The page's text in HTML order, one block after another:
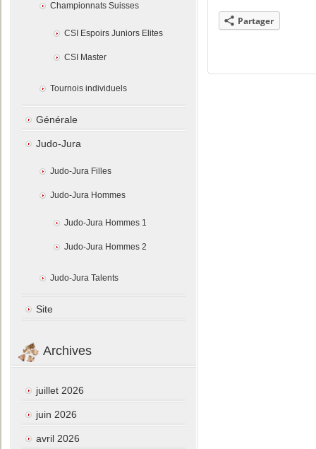
Partager
Championnats Suisses
CSI Espoirs Juniors Elites
CSI Master
Tournois individuels
Générale
Judo-Jura
Judo-Jura Filles
Judo-Jura Hommes
Judo-Jura Hommes 1
Judo-Jura Hommes 2
Judo-Jura Talents
Site
Archives
juillet 2026
juin 2026
avril 2026